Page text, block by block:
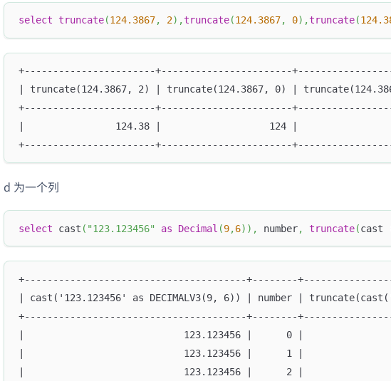
select truncate(124.3867, 2) ,truncate(124.3867, 0) ,truncate(
+-----------------------+-----------------------
| truncate(124.3867, 2) | truncate(124.3867, 0) |
+-----------------------+-----------------------
|                124.38 |                   124 |
+-----------------------+-----------------------
d 为一个列
select cast ( "123.123456" as Decimal (9,6) ) , number, truncate(cast
+---------------------------------------+--------
| cast('123.123456' as DECIMALV3(9, 6)) | number |
+---------------------------------------+--------
|                            123.123456 |      0 |
|                            123.123456 |      1 |
|                            123.123456 |      2 |